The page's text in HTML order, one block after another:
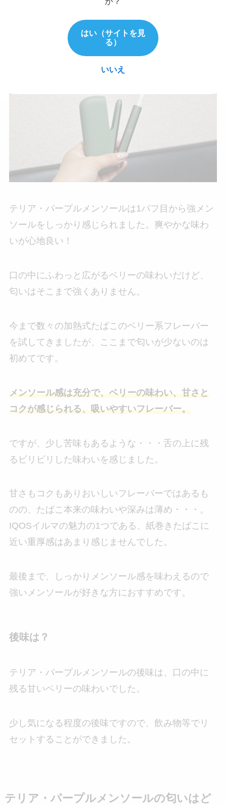
味わいの感想：口の中にふわっと感じるベ
リーの甘さとメンソール感を楽しめる
テリア・パープルメンソールは1パフ目から強メン
ソールをしっかり感じられました。爽やかな味わ
いが心地良い！
口の中にふわっと広がるベリーの味わいだけど、
匂いはそこまで強くありません。
今まで数々の加熱式たばこのベリー系フレーバー
を試してきましたが、ここまで匂いが少ないのは
初めてです。
メンソール感は充分で、ベリーの味わい、甘さと
コクが感じられる、吸いやすいフレーバー。
ですが、少し苦味もあるような・・・舌の上に残
るビリビリした味わいを感じました。
甘さもコクもありおいしいフレーバーではあるも
のの、たばこ本来の味わいや深みは薄め・・・。
IQOSイルマの魅力の1つである、紙巻きたばこに
近い重厚感はあまり感じませんでした。
最後まで、しっかりメンソール感を味わえるので
強いメンソールが好きな方におすすめです。
後味は？
テリア・パープルメンソールの後味は、口の中に
残る甘いベリーの味わいでした。
少し気になる程度の後味ですので、飲み物等でリ
セットすることができました。
テリア・パープルメンソールの匂いはど
はい（サイトを見
る）
いいえ